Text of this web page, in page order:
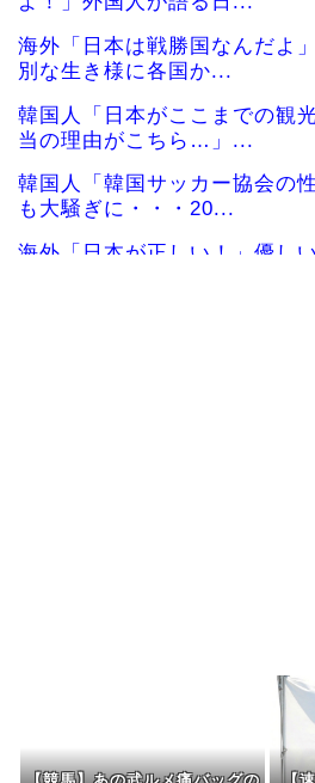
海外「日本は戦勝国なんだよ
別な生き様に各国か...
韓国人「日本がここまでの観
当の理由がこちら…」...
韓国人「韓国サッカー協会の
も大騒ぎに・・・20...
海外「日本が正しい！」優し
Powered by livedoor 相互RSS